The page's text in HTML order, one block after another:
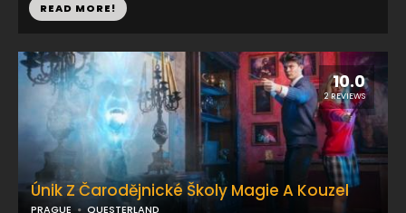
READ MORE!
10.0
2 REVIEWS
Únik Z Čarodějnické Školy Magie A Kouzel
PRAGUE QUESTERLAND